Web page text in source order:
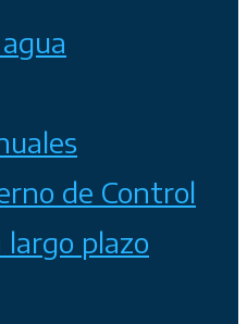
de Control
plazo